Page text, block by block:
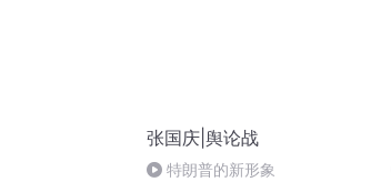
张国庆|舆论战
特朗普的新形象